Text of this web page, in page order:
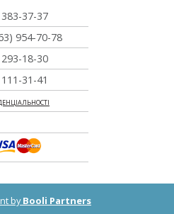
37-37
954-70-78
18-30
31-41
byBooli Partners